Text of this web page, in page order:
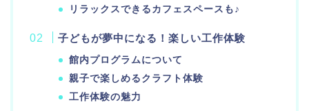
リラックスできるカフェスペースも♪
子どもが夢中になる！楽しい工作体験
館内プログラムについて
親子で楽しめるクラフト体験
工作体験の魅力